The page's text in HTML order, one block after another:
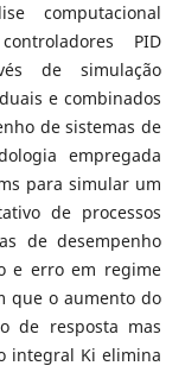
computacional
PID
de simulação
e combinados
de sistemas de
empregada
para simular um
de processos
de desempenho
e erro em regime
que o aumento do
de resposta mas
integral Ki elimina